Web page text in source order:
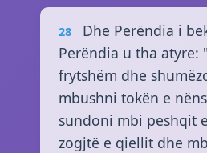
28
Dhe Perëndia i
Perëndia u tha atyre:
frytshëm dhe
mbushni tokën e
sundoni mbi peshqit
zogjtë e qiellit dhe